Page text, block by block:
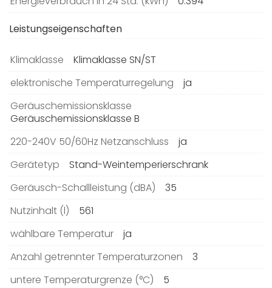
Leistungseigenschaften
Klimaklasse
Klimaklasse SN/ST
elektronische Temperaturregelung
ja
Geräuschemissionsklasse
Geräuschemissionsklasse B
220-240V 50/60Hz Netzanschluss
ja
Gerätetyp
Stand-Weintemperierschrank
Geräusch-Schallleistung (dBA)
35
Nutzinhalt (l)
561
wählbare Temperatur
ja
Anzahl getrennter Temperaturzonen
3
untere Temperaturgrenze (°C)
5